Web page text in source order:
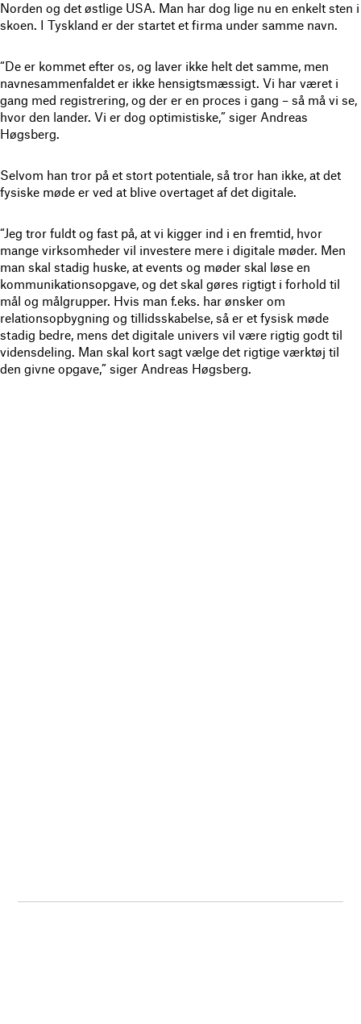
Norden og det østlige USA. Man har dog lige nu en enkelt sten i
skoen. I Tyskland er der startet et firma under samme navn.
“De er kommet efter os, og laver ikke helt det samme, men
navnesammenfaldet er ikke hensigtsmæssigt. Vi har været i
gang med registrering, og der er en proces i gang – så må vi se,
hvor den lander. Vi er dog optimistiske,” siger Andreas
Høgsberg.
Selvom han tror på et stort potentiale, så tror han ikke, at det
fysiske møde er ved at blive overtaget af det digitale.
“Jeg tror fuldt og fast på, at vi kigger ind i en fremtid, hvor
mange virksomheder vil investere mere i digitale møder. Men
man skal stadig huske, at events og møder skal løse en
kommunikationsopgave, og det skal gøres rigtigt i forhold til
mål og målgrupper. Hvis man f.eks. har ønsker om
relationsopbygning og tillidsskabelse, så er et fysisk møde
stadig bedre, mens det digitale univers vil være rigtig godt til
vidensdeling. Man skal kort sagt vælge det rigtige værktøj til
den givne opgave,” siger Andreas Høgsberg.